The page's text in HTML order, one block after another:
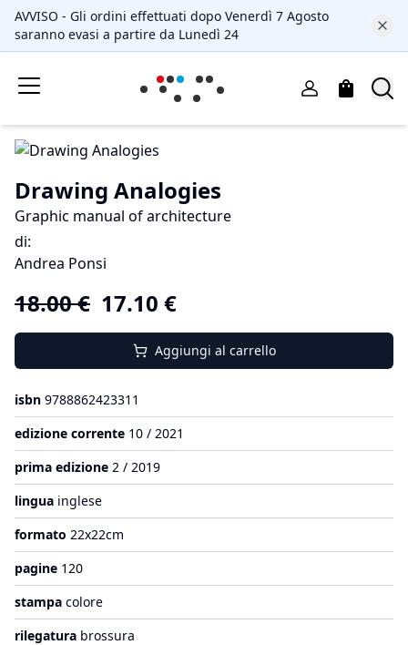
AVVISO - Gli ordini effettuati dopo Venerdì 7 Agosto
saranno evasi a partire da Lunedì 24
Drawing Analogies
Graphic manual of architecture
di:
Andrea Ponsi
18.00€ 17.10 €
Aggiungi al carrello
isbn 9788862423311
edizione corrente 10 / 2021
prima edizione 2 / 2019
lingua inglese
formato 22x22cm
pagine 120
stampa colore
rilegatura brossura